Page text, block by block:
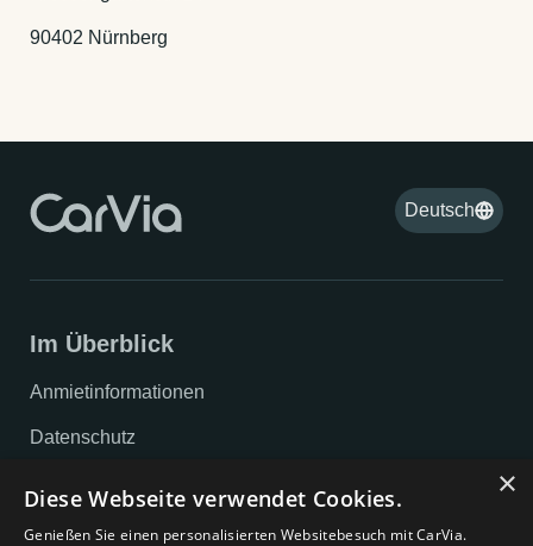
90402 Nürnberg
Deutsch
Im Überblick
Anmietinformationen
Datenschutz
AGB
×
Diese Webseite verwendet Cookies.
Genießen Sie einen personalisierten Websitebesuch mit CarVia.